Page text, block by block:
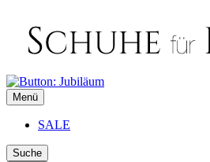
SCHUHE FÜR FRAUEN
Die besten Schuhe für Frauen
Menü
SALE
Suche